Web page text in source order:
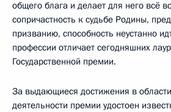
общего блага и делает для него всё
сопричастность к судьбе Родины,
призванию, способность неустанно
профессии отличает сегодняшних
Государственной премии.
За выдающиеся достижения в
деятельности премии удостоен